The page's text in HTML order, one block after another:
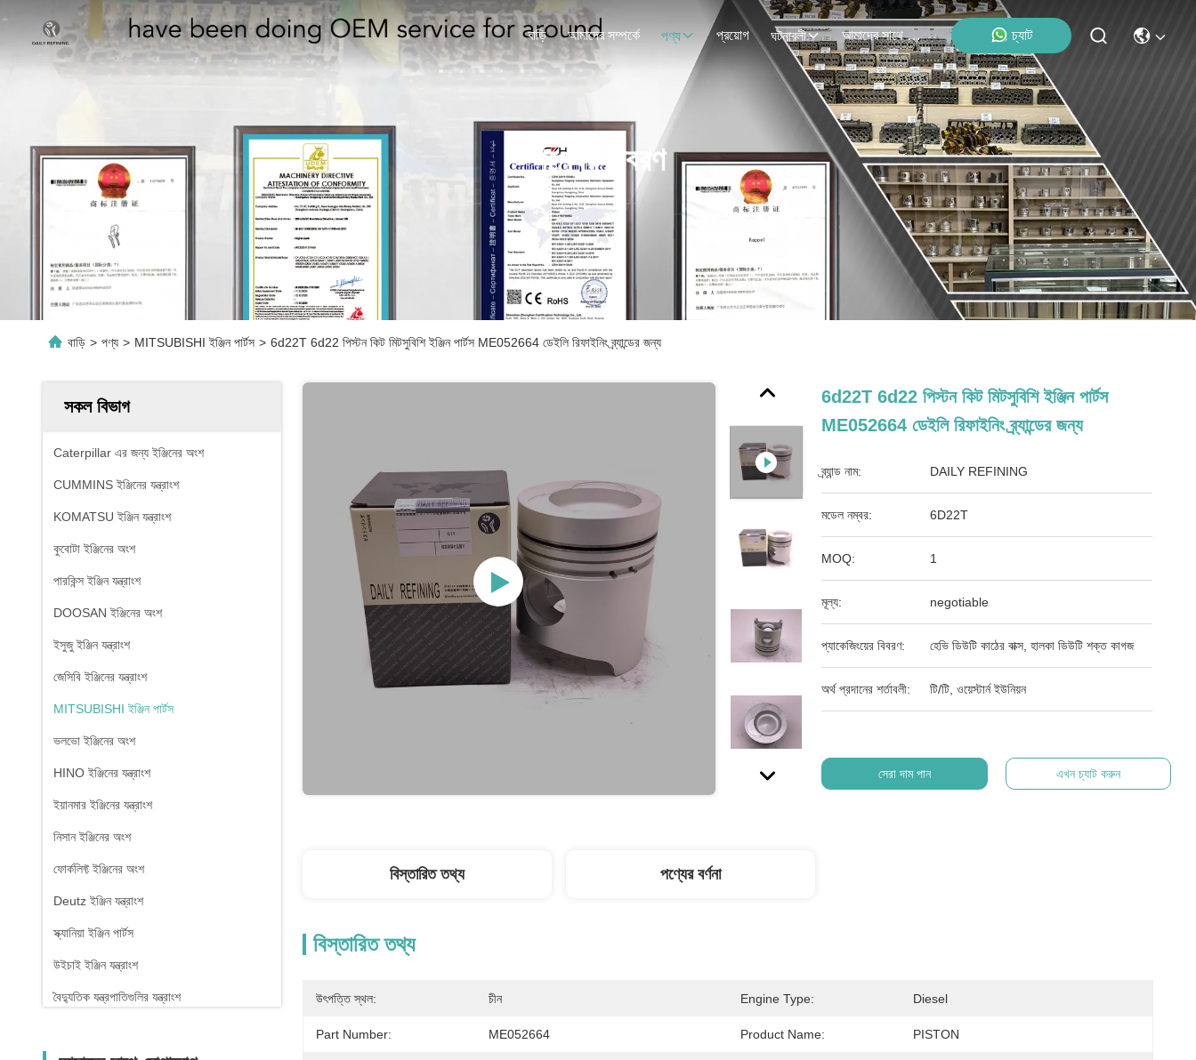
বাড়ি আমাদের সম্পর্কে পণ্য প্রয়োগ ঘটনাবলী আমাদের সাথে যোগাযোগ চ্যাট
পণ্যের বিবরণ
বাড়ি > পণ্য > MITSUBISHI ইঞ্জিন পার্টস > 6d22T 6d22 পিস্টন কিট মিটসুবিশি ইঞ্জিন পার্টস ME052664 ডেইলি রিফাইনিং ব্র্যান্ডের জন্য
সকল বিভাগ
Caterpillar এর জন্য ইঞ্জিনের অংশ
CUMMINS ইঞ্জিনের যন্ত্রাংশ
KOMATSU ইঞ্জিন যন্ত্রাংশ
কুবোটা ইঞ্জিনের অংশ
পারকিন্স ইঞ্জিন যন্ত্রাংশ
DOOSAN ইঞ্জিনের অংশ
ইসুজু ইঞ্জিন যন্ত্রাংশ
জেসিবি ইঞ্জিনের যন্ত্রাংশ
MITSUBISHI ইঞ্জিন পার্টস
ভলভো ইঞ্জিনের অংশ
HINO ইঞ্জিনের যন্ত্রাংশ
ইয়ানমার ইঞ্জিনের যন্ত্রাংশ
নিসান ইঞ্জিনের অংশ
ফোর্কলিফ্ট ইঞ্জিনের অংশ
Deutz ইঞ্জিন যন্ত্রাংশ
স্ক্যানিয়া ইঞ্জিন পার্টস
উইচাই ইঞ্জিন যন্ত্রাংশ
বৈদ্যুতিক যন্ত্রপাতিগুলির যন্ত্রাংশ
6d22T 6d22 পিস্টন কিট মিটসুবিশি ইঞ্জিন পার্টস
ME052664 ডেইলি রিফাইনিং ব্র্যান্ডের জন্য
ব্র্যান্ড নাম: DAILY REFINING
মডেল নম্বর: 6D22T
MOQ: 1
মূল্য: negotiable
প্যাকেজিংয়ের বিবরণ: হেভি ডিউটি ​​কাঠের বাক্স, হালকা ডিউটি ​​শক্ত কাগজ
অর্থ প্রদানের শর্তাবলী: টি/টি, ওয়েস্টার্ন ইউনিয়ন
সেরা দাম পান এখন চ্যাট করুন
বিস্তারিত তথ্য পণ্যের বর্ণনা
বিস্তারিত তথ্য
উৎপত্তি স্থল: চীন Engine Type: Diesel
Part Number: ME052664 Product Name: PISTON